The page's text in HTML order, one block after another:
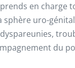
en charge
sphère uro-
du